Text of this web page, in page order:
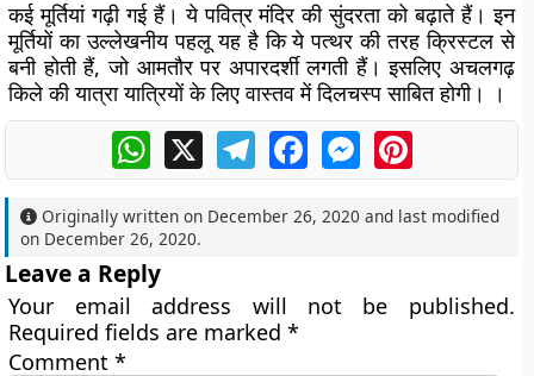
कई मूर्तियां गढ़ी गई हैं। ये पवित्र मंदिर की सुंदरता को बढ़ाते हैं। इन
मूर्तियों का उल्लेखनीय पहलू यह है कि ये पत्थर की तरह क्रिस्टल से
बनी होती हैं, जो आमतौर पर अपारदर्शी लगती हैं। इसलिए अचलगढ़
किले की यात्रा यात्रियों के लिए वास्तव में दिलचस्प साबित होगी। ।
WhatsApp
X TelegramFacebookMessengerPinterest
Originally written on December 26, 2020 and last modified
on December 26, 2020.
Leave a Reply
Your email address will not be published.
Required fields are marked*
Comment*